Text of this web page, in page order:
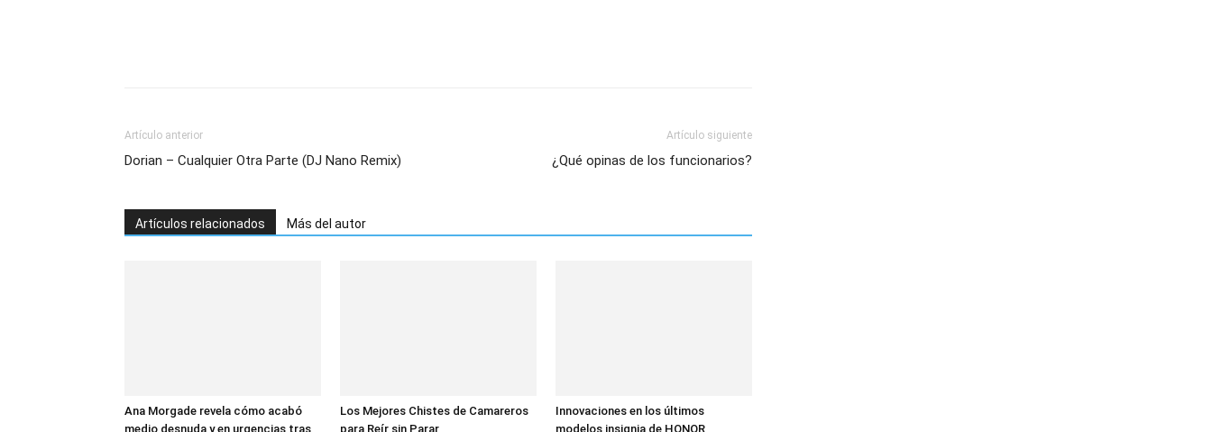
Artículo anterior
Dorian – Cualquier Otra Parte (DJ Nano Remix)
Artículo siguiente
¿Qué opinas de los funcionarios?
Artículos relacionados Más del autor
Ana Morgade revela cómo acabó
medio desnuda y en urgencias tras
Los Mejores Chistes de Camareros
para Reír sin Parar
Innovaciones en los últimos
modelos insignia de HONOR